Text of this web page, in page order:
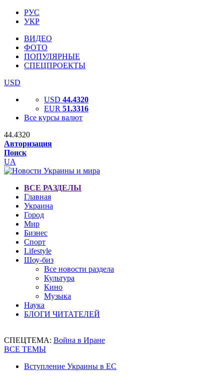
РУС
УКР
ВИДЕО
ФОТО
ПОПУЛЯРНЫЕ
СПЕЦПРОЕКТЫ
USD
USD 44.4320
EUR 51.3316
Все курсы валют
44.4320
Авторизация
Поиск
UA
ВСЕ РАЗДЕЛЫ
Главная
Украина
Город
Мир
Бизнес
Спорт
Lifestyle
Шоу-биз
Все новости раздела
Культура
Кино
Музыка
Наука
БЛОГИ ЧИТАТЕЛЕЙ
СПЕЦТЕМА: Война в Иране
ВСЕ ТЕМЫ
Вступление Украины в ЕС